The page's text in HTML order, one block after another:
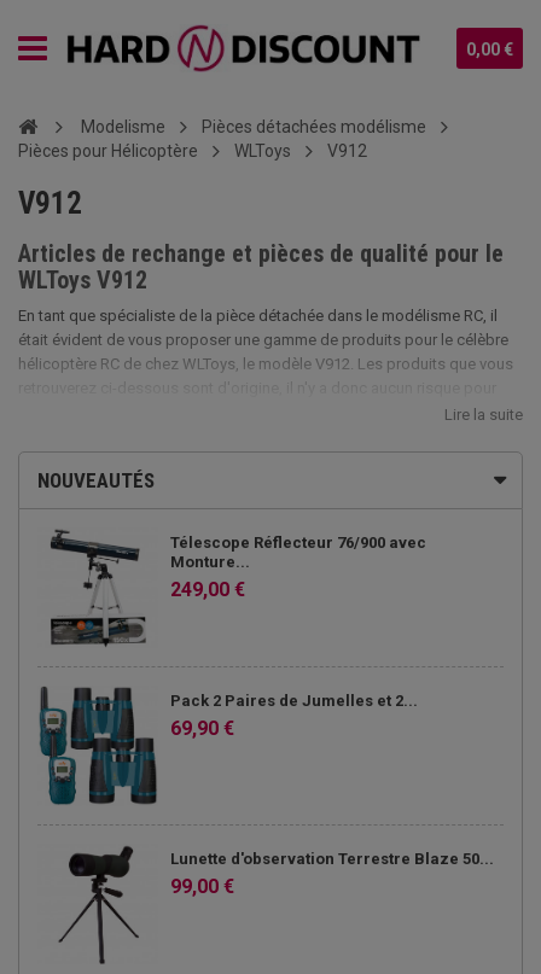
0,00 €
Modelisme
Pièces détachées modélisme
Pièces pour Hélicoptère
WLToys V912
NOUVEAUTÉS
Télescope Réflecteur 76/900 avec
Monture...
249,00 €
Pack 2 Paires de Jumelles et 2...
69,90 €
Lunette d'observation Terrestre Blaze 50...
99,00 €
V912
Articles de rechange et pièces de qualité pour le
WLToys V912
En tant que spécialiste de la pièce détachée dans le modélisme RC, il
était évident de vous proposer une gamme de produits pour le célèbre
hélicoptère RC de chez WLToys, le modèle V912. Les produits que vous
que les pièces que vous vous procurerez ici ne soient pas adaptables à
nouvelles pièces se réalisent facilement cependant si vous êtes bloqué
ou si vous avez besoin d'aide vous avez la possibilité de nous contacter
par téléphone. Profitez de la livraison rapide et gratuite pour des achats
d'au minimum 39€ sur notre boutique de vente en ligne. Retrouvez toutes
les pièces dont vous avez besoin, de qualité et aux grandes
performances !!
Lire la suite